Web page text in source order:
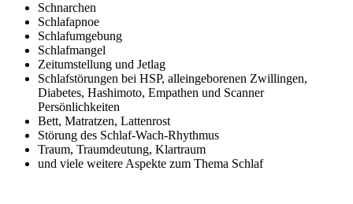
Schnarchen
Schlafapnoe
Schlafumgebung
Schlafmangel
Zeitumstellung und Jetlag
Schlafstörungen bei HSP, alleingeborenen Zwillingen,
Diabetes, Hashimoto, Empathen und Scanner
Persönlichkeiten
Bett, Matratzen, Lattenrost
Störung des Schlaf-Wach-Rhythmus
Traum, Traumdeutung, Klartraum
und viele weitere Aspekte zum Thema Schlaf